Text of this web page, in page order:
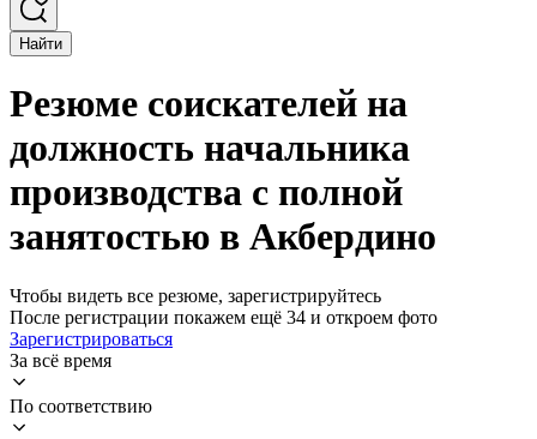
Найти
Резюме соискателей на
должность начальника
производства с полной
занятостью в Акбердино
Чтобы видеть все резюме, зарегистрируйтесь
После регистрации покажем ещё 34 и откроем фото
Зарегистрироваться
За всё время
По соответствию